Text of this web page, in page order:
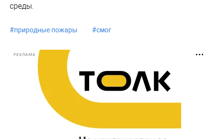
среды.
#природные пожары #смог
РЕКЛАМА